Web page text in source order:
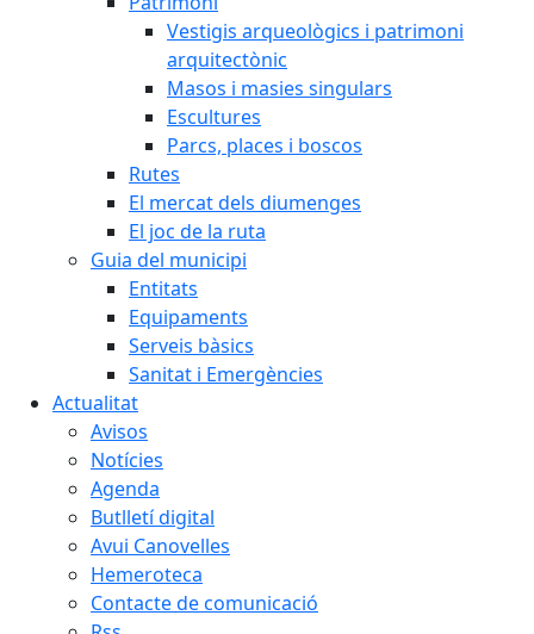
Vestigis arqueològics i patrimoni
arquitectònic
Masos i masies singulars
Escultures
Parcs, places i boscos
Rutes
El mercat dels diumenges
El joc de la ruta
Guia del municipi
Entitats
Equipaments
Serveis bàsics
Sanitat i Emergències
Actualitat
Avisos
Notícies
Agenda
Butlletí digital
Avui Canovelles
Hemeroteca
Contacte de comunicació